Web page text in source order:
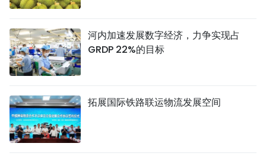
河内加速发展数字经济，力争实现占
GRDP 22%的目标
拓展国际铁路联运物流发展空间